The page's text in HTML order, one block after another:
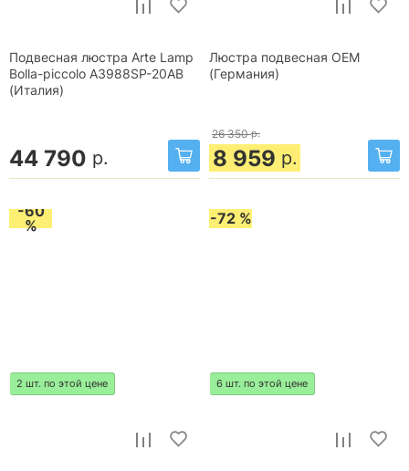
Подвесная люстра Arte Lamp
Bolla-piccolo A3988SP-20AB
(Италия)
44 790 р.
Люстра подвесная OEM
(Германия)
26 350 р.
8 959 р.
-60
%
2 шт. по этой цене
-72 %
6 шт. по этой цене